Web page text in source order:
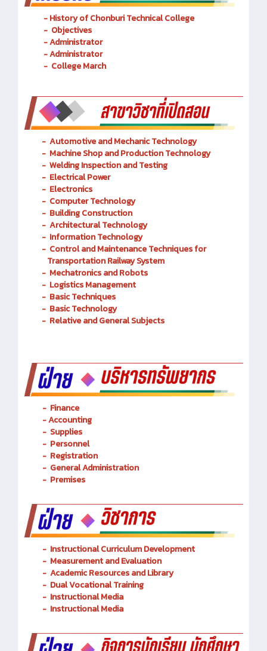
- History of Chonburi Technical College
- Objectives
- Administrator
- Administrator
- College March
- Automotive and MechanicTechnology
- Machine Shop and Production Technology
- Welding Inspection and Testing
- Electrical Power
- Electronics
- Computer Technology
- Building Construction
- Architectural Technology
- Information Technology
- Control and Maintenance Techniques for
Transportation Railway System
- Mechatronics and Robots
- Logistics Management
- Basic Techniques
- Basic Technology
- Relative and General Subjects
- Finance
-Accounting
- Supplies
- Personnel
- Registration
- General Administration
- Premises
- Instructional Curriculum Development
- Measurement and Evaluation
- Academic Resources and Library
- Dual Vocational Training
- Instructional Media
- Instructional Media